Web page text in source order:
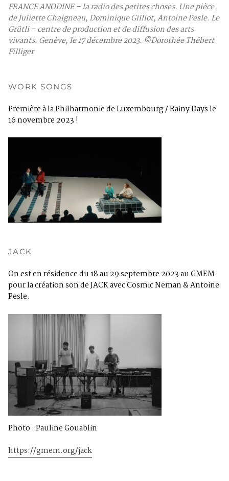
FRANCE ANODINE – la radio des petites choses. Une pièce
de Juliette Chaigneau, Dominique Gilliot, Antoine Pesle. Le
Grütli – centre de production et de diffusion des arts
vivants. Genève, le 17 décembre 2023. ©Dorothée Thébert
Filliger
WORK SONGS
Première à la Philharmonie de Luxembourg / Rainy Days le
16 novembre 2023 !
JACK
On est en résidence du 18 au 29 septembre 2023 au GMEM
pour la création son de JACK avec Cosmic Neman & Antoine
Pesle.
Photo : Pauline Gouablin
https://gmem.org/jack